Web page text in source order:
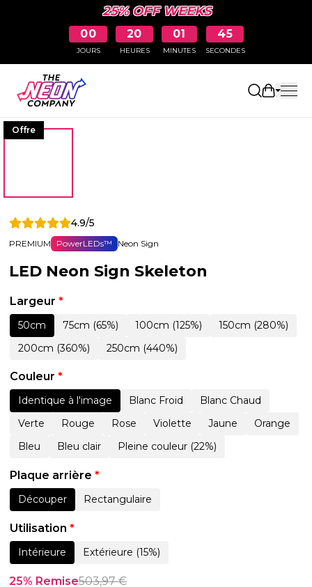
25% OFF WEEKS
00
JOURS
20
HEURES
01
MINUTES
45
SECONDES
Ouvrir
Offre
4.9/5
PREMIUM PowerLEDs™ Neon Sign
LED Neon Sign Skeleton
Largeur *
50cm 75cm (65%) 100cm (125%)
150cm (280%)
200cm (360%)
250cm (440%)
Couleur *
Identique à l'image Blanc Froid
Blanc Chaud
Verte
Rouge Rose Violette Jaune
Orange
Bleu
Bleu clair Pleine couleur (22%)
Plaque arrière *
Découper Rectangulaire
Utilisation *
Intérieure Extérieure (15%)
25% Remise503,97€